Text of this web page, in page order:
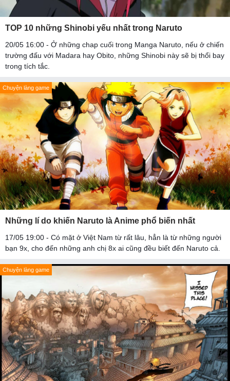
TOP 10 những Shinobi yếu nhất trong Naruto
20/05 16:00 - Ở những chap cuối trong Manga Naruto, nếu ở chiến
trường đấu với Madara hay Obito, những Shinobi này sẽ bị thổi bay
trong tích tắc.
Chuyện làng game
Những lí do khiến Naruto là Anime phổ biến nhất
17/05 19:00 - Có mặt ở Việt Nam từ rất lâu, hẳn là từ những người
bạn 9x, cho đến những anh chị 8x ai cũng đều biết đến Naruto cả.
Chuyện làng game